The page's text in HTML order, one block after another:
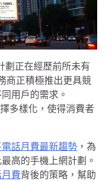
劃正在經歷前所未有
商正積極推出更具競
用戶的需求。
多樣化，使得消費者
話月費最新趨勢 ，為
高的手機上網計劃。
費背後的策略，幫助